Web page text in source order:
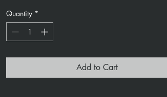
Quantity *
Add to Cart